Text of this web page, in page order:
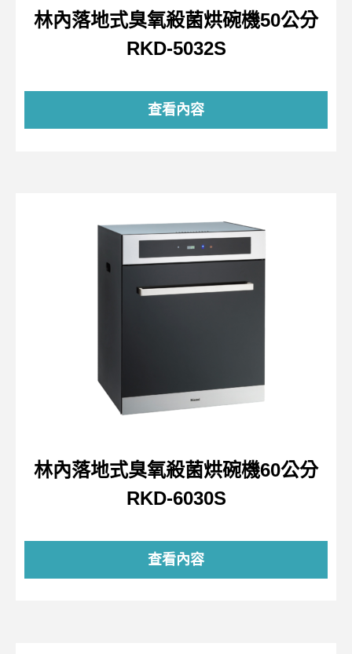
林內落地式臭氧殺菌烘碗機50公分
RKD-5032S
查看內容
林內落地式臭氧殺菌烘碗機60公分
RKD-6030S
查看內容